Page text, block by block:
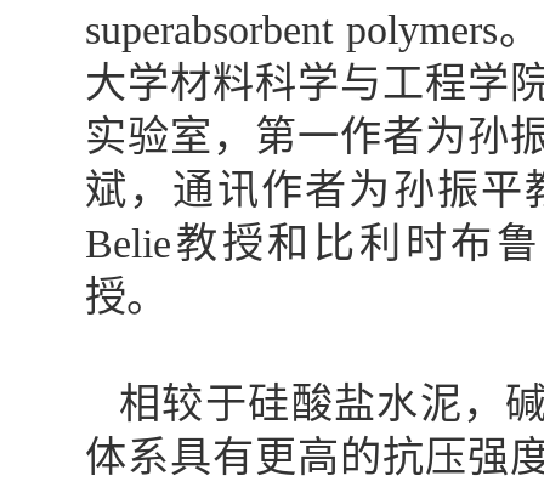
superabsorbent polymers
大学材料科学与工程学
实验室，第一作者为孙
斌，通讯作者为孙振
Belie教授和比利时布
授。
相较于硅酸盐水泥，
体系具有更高的抗压强